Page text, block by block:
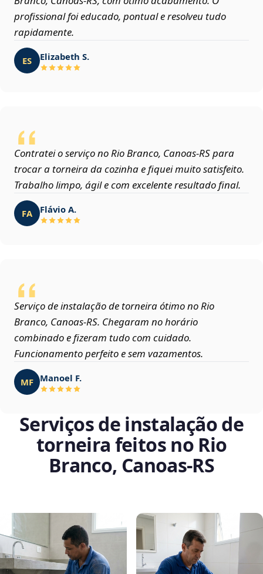
profissional foi educado, pontual e resolveu tudo
rapidamente.
ES Elizabeth S.
Contratei o serviço no Rio Branco, Canoas‑RS para
trocar a torneira da cozinha e fiquei muito satisfeito.
Trabalho limpo, ágil e com excelente resultado final.
FA Flávio A.
Serviço de instalação de torneira ótimo no Rio
Branco, Canoas‑RS. Chegaram no horário
combinado e fizeram tudo com cuidado.
Funcionamento perfeito e sem vazamentos.
MF Manoel F.
Serviços de instalação de
torneira feitos no Rio
Branco, Canoas‑RS